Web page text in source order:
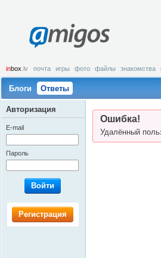
amigos
inbox .lv почта игры фото файлы знакомства
Блоги Ответы
Ошибка!
Удалённый
Авторизация
E-mail
Пароль
Войти
Регистрация